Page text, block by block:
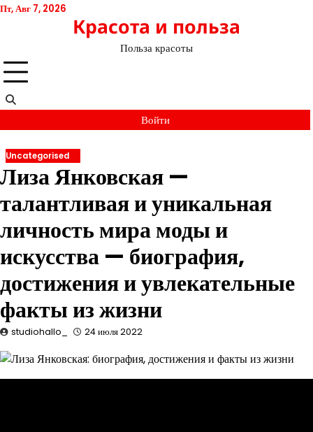
Перейти
Пт, Авг 7, 2026
Красота и польза
Польза красоты
Войти
Uncategorised
Лиза Янковская —
талантливая и уникальная
личность мира моды и
искусства — биография,
достижения и увлекательные
факты из жизни
studiohallo_ 24 июля 2022